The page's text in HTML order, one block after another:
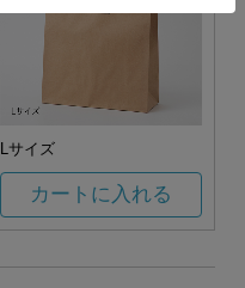
Lサイズ
カートに入れる